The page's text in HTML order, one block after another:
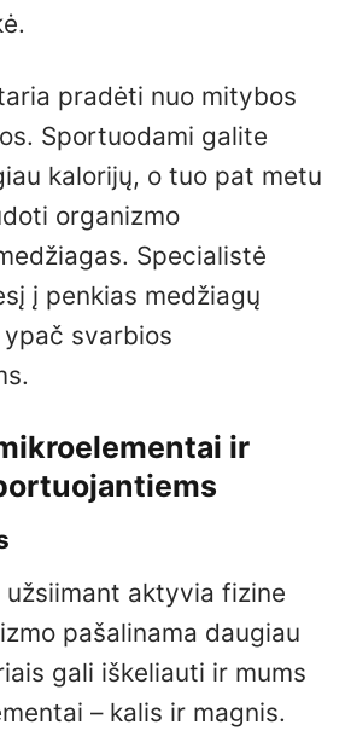
pradėti nuo mitybos
Sportuodami galite
kalorijų, o tuo pat metu
organizmo
Specialistė
į penkias medžiagų
svarbios
ir
aktyvia fizine
pašalinama daugiau
gali iškeliauti ir mums
– kalis ir magnis.